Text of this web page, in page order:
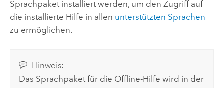
Sprachpaket installiert werden, um den Zugriff auf
die installierte Hilfe in allen unterstützten Sprachen
zu ermöglichen.
Hinweis:
Das Sprachpaket für die Offline-Hilfe wird in der